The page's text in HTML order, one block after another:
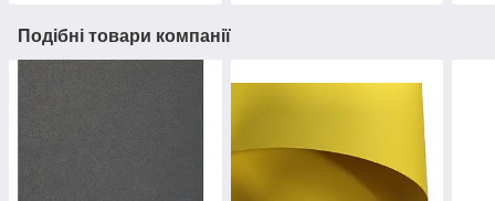
Подібні товари компанії